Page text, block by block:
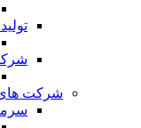
شرکت های